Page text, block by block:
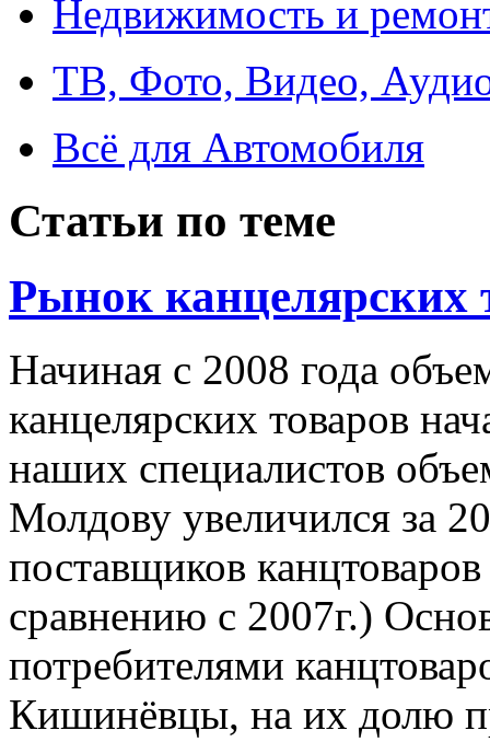
Недвижимость и
ТВ, Фото, Видео,
Всё для Автомобиля
Статьи по теме
Рынок канцелярских
Начиная с 2008 года
канцелярских товаров
наших специалистов
Молдову увеличился за
поставщиков
сравнению с 2007г.)
потребителями
Кишинёвцы, на их долю